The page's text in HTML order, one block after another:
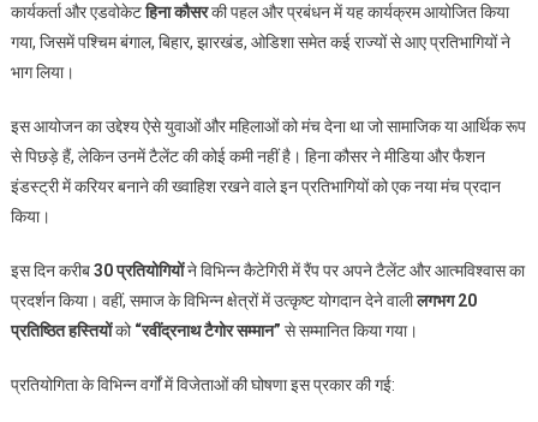
हिना
कौसर
पर
टैलेंट
और
कार्यकर्ता और एडवोकेटहिना कौसरकी पहल और प्रबंधन में यह कार्यक्रम आयोजित किया
गया, जिसमें पश्चिम बंगाल, बिहार, झारखंड, ओडिशा समेत कई राज्यों से आए प्रतिभागियों ने
भाग लिया।
इस आयोजन का उद्देश्य ऐसे युवाओं और महिलाओं को मंच देना था जो सामाजिक या आर्थिक रूप
से पिछड़े हैं, लेकिन उनमें टैलेंट की कोई कमी नहीं है। हिना कौसर ने मीडिया और फैशन
इंडस्ट्री में करियर बनाने की ख्वाहिश रखने वाले इन प्रतिभागियों को एक नया मंच प्रदान
किया।
इस दिन करीब30 प्रतियोगियोंने विभिन्न कैटेगिरी में रैंप पर अपने टैलेंट और आत्मविश्वास का
प्रदर्शन किया। वहीं, समाज के विभिन्न क्षेत्रों में उत्कृष्ट योगदान देने वालीलगभग 20
प्रतिष्ठित हस्तियोंको“रवींद्रनाथ टैगोर सम्मान” से सम्मानित किया गया।
प्रतियोगिता के विभिन्न वर्गों में विजेताओं की घोषणा इस प्रकार की गई: